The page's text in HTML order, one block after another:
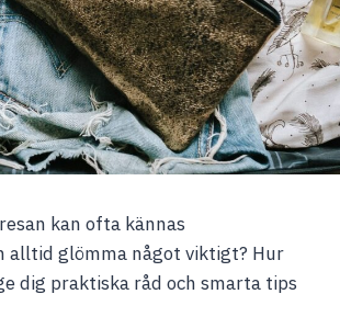
kan ofta kännas
alltid glömma något viktigt? Hur
dig praktiska råd och smarta tips